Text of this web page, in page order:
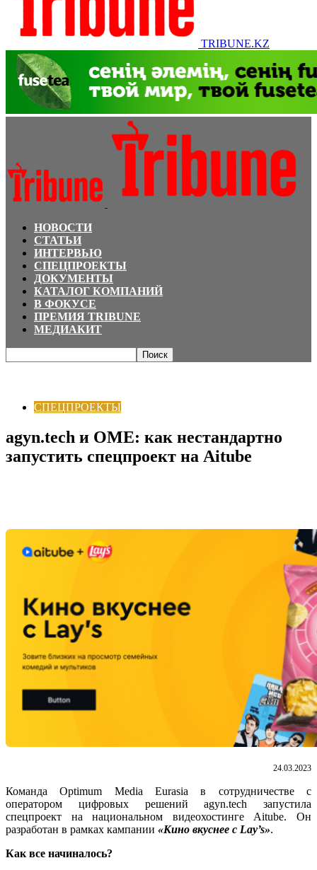
TRIBUNE.KZ
НОВОСТИ
СТАТЬИ
ИНТЕРВЬЮ
СПЕЦПРОЕКТЫ
ДОКУМЕНТЫ
КАТАЛОГ КОМПАНИЙ
В ФОКУСЕ
ПРЕМИЯ TRIBUNE
МЕДИАКИТ
СПЕЦПРОЕКТЫ
agyn.tech и OME: как нестандартно
запустить спецпроект на Aitube
24.03.2023
Команда Optimum Media Eurasia в сотрудничестве с
оператором цифровых решений agyn.tech запустила
спецпроект на национальном видеохостинге Aitube. Он
разработан в рамках кампании «Кино вкуснее с Lay’s».
Как все начиналось?